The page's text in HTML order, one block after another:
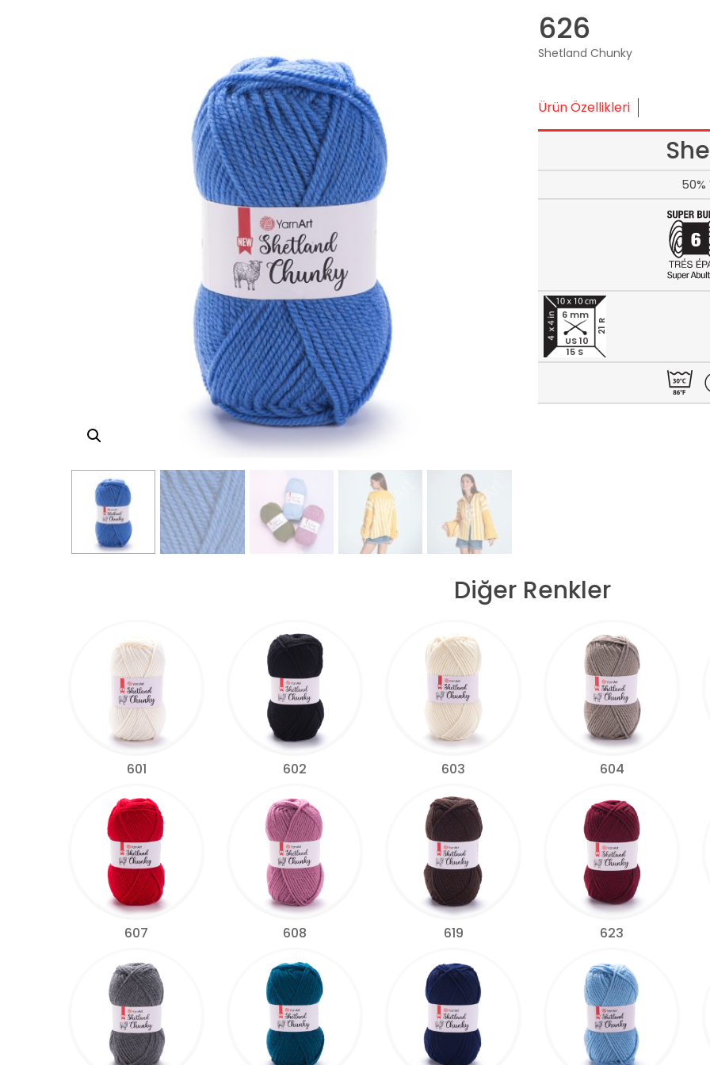
626
Shetland Chunky
Ürün Özellikleri
15 S
21 R
6 mm
US 10
Diğer Renkler
601 602 603 604
607 608 619 623